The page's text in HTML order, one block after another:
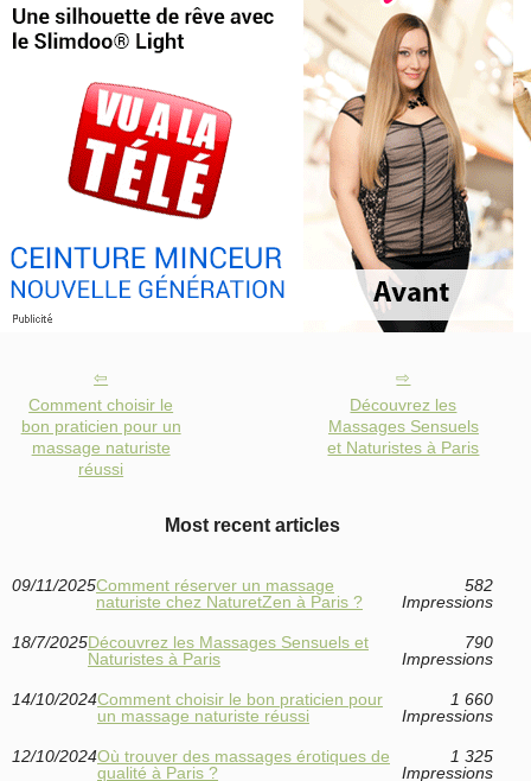
Comment choisir le
bon praticien pour un
massage naturiste
réussi
Découvrez les
Massages Sensuels
et Naturistes à Paris
Most recent articles
09/11/2025Comment réserver un massage
naturiste chez NaturetZen à Paris ?
582
Impressions
18/7/2025Découvrez les Massages Sensuels et
Naturistes à Paris
790
Impressions
14/10/2024Comment choisir le bon praticien pour
un massage naturiste réussi
1 660
Impressions
12/10/2024Où trouver des massages érotiques de
qualité à Paris ?
1 325
Impressions